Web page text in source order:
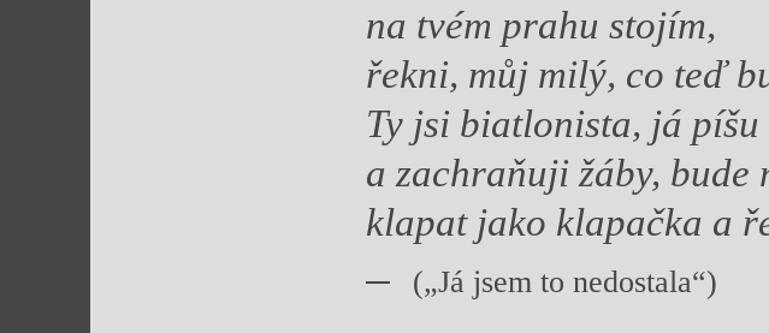
na tvém prahu stojím,
řekni, můj milý, co teď
Ty jsi biatlonista, já píšu
a zachraňuji žáby, bude
klapat jako klapačka a
(„Já jsem to nedostala“)